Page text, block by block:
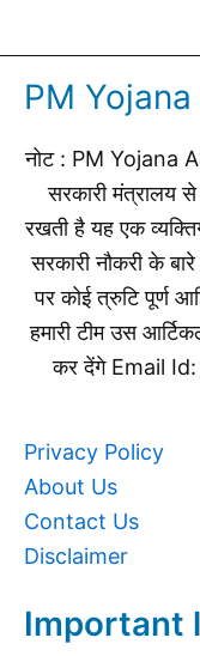
PM
नोट : PM Yojana
सरकारी मंत्रालय से
रखती है यह एक
सरकारी नौकरी के
पर कोई त्रुटि पूर्ण
हमारी टीम उस
कर देंगे Email Id:
Privacy Policy
About Us
Contact Us
Disclaimer
Important